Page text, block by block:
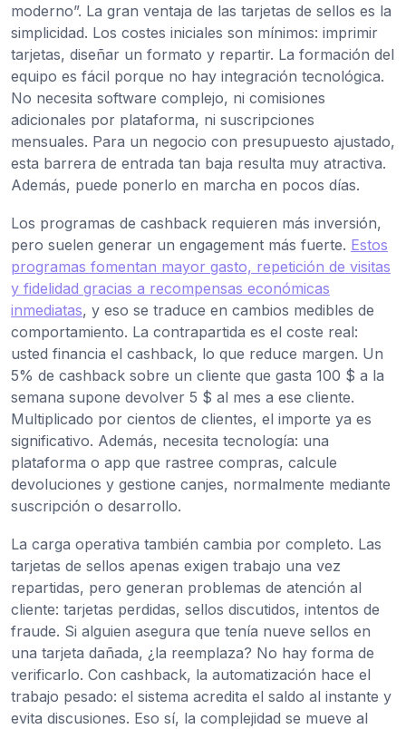
moderno”. La gran ventaja de las tarjetas de sellos es la
simplicidad. Los costes iniciales son mínimos: imprimir
tarjetas, diseñar un formato y repartir. La formación del
equipo es fácil porque no hay integración tecnológica.
No necesita software complejo, ni comisiones
adicionales por plataforma, ni suscripciones
mensuales. Para un negocio con presupuesto ajustado,
esta barrera de entrada tan baja resulta muy atractiva.
Además, puede ponerlo en marcha en pocos días.
Los programas de cashback requieren más inversión,
pero suelen generar un engagement más fuerte. Estos
programas fomentan mayor gasto, repetición de visitas
y fidelidad gracias a recompensas económicas
inmediatas, y eso se traduce en cambios medibles de
comportamiento. La contrapartida es el coste real:
usted financia el cashback, lo que reduce margen. Un
5% de cashback sobre un cliente que gasta 100 $ a la
semana supone devolver 5 $ al mes a ese cliente.
Multiplicado por cientos de clientes, el importe ya es
significativo. Además, necesita tecnología: una
plataforma o app que rastree compras, calcule
devoluciones y gestione canjes, normalmente mediante
suscripción o desarrollo.
La carga operativa también cambia por completo. Las
tarjetas de sellos apenas exigen trabajo una vez
repartidas, pero generan problemas de atención al
cliente: tarjetas perdidas, sellos discutidos, intentos de
fraude. Si alguien asegura que tenía nueve sellos en
una tarjeta dañada, ¿la reemplaza? No hay forma de
verificarlo. Con cashback, la automatización hace el
trabajo pesado: el sistema acredita el saldo al instante y
evita discusiones. Eso sí, la complejidad se mueve al